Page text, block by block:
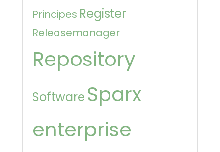
Principes Register
Releasemanager
Repository
Software Sparx
enterprise